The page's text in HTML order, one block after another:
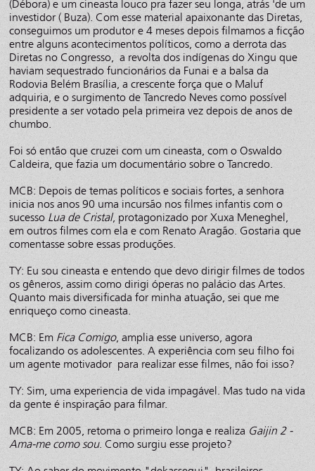
(Débora) e um cineasta louco pra fazer seu longa, atrás 'de um
investidor ( Buza). Com esse material apaixonante das Diretas,
conseguimos um produtor e 4 meses depois filmamos a ficção
entre alguns acontecimentos políticos, como a derrota das
Diretas no Congresso, a revolta dos indígenas do Xingu que
haviam sequestrado funcionários da Funai e a balsa da
Rodovia Belém Brasília, a crescente força que o Maluf
adquiria, e o surgimento de Tancredo Neves como possível
presidente a ser votado pela primeira vez depois de anos de
chumbo.
Foi só então que cruzei com um cineasta, com o Oswaldo
Caldeira, que fazia um documentário sobre o Tancredo.
MCB: Depois de temas políticos e sociais fortes, a senhora
inicia nos anos 90 uma incursão nos filmes infantis com o
sucessoLua de Cristal, protagonizado por Xuxa Meneghel,
em outros filmes com ela e com Renato Aragão. Gostaria que
comentasse sobre essas produções.
TY: Eu sou cineasta e entendo que devo dirigir filmes de todos
os gêneros, assim como dirigi óperas no palácio das Artes.
Quanto mais diversificada for minha atuação, sei que me
enriqueço como cineasta.
MCB: Em Fica Comigo, amplia esse universo, agora
focalizando os adolescentes. A experiência com seu filho foi
um agente motivador para realizar esse filmes, não foi isso?
TY: Sim, uma experiencia de vida impagável. Mas tudo na vida
da gente é inspiração para filmar.
MCB: Em 2005, retoma o primeiro longa e realiza Gaijin 2 -
Ama-me como sou. Como surgiu esse projeto?